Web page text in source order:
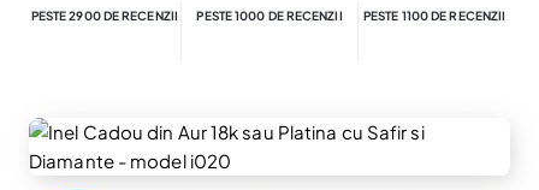
PESTE 2900 DE RECENZII PESTE 1000 DE RECENZII PESTE 1100 DE RECENZII